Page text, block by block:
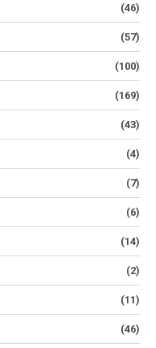
(46)
(57)
(100)
(169)
(43)
(4)
(7)
(6)
(14)
(2)
(11)
(46)